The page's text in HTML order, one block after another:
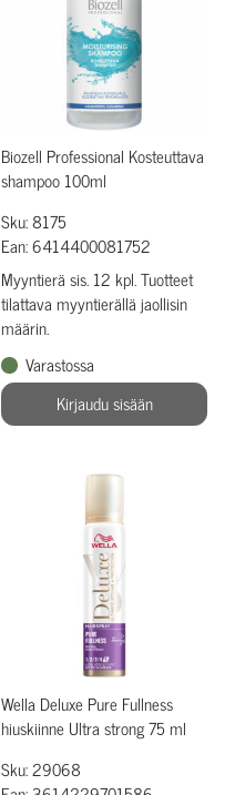
Biozell Professional Kosteuttava
shampoo 100ml
Sku: 8175
Ean: 6414400081752
Myyntierä sis. 12 kpl. Tuotteet
tilattava myyntierällä jaollisin
määrin.
Varastossa
Kirjaudu sisään
Wella Deluxe Pure Fullness
hiuskiinne Ultra strong 75 ml
Sku: 29068